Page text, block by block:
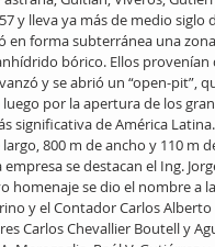
y lleva ya más de medio
en forma subterránea una
bórico. Ellos
y se abrió un “open-pit”,
por la apertura de los
significativa de América
800 m de ancho y 110 m
se destacan el Ing.
homenaje se dio el nombre a
y el Contador Carlos
Carlos Chevallier Boutell y